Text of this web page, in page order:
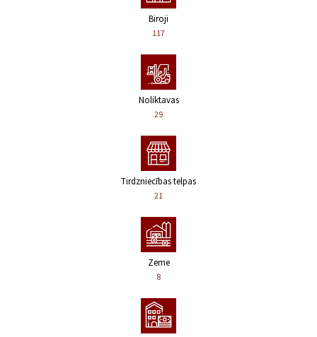
Biroji
117
Noliktavas
29
Tirdzniecības telpas
21
Zeme
8